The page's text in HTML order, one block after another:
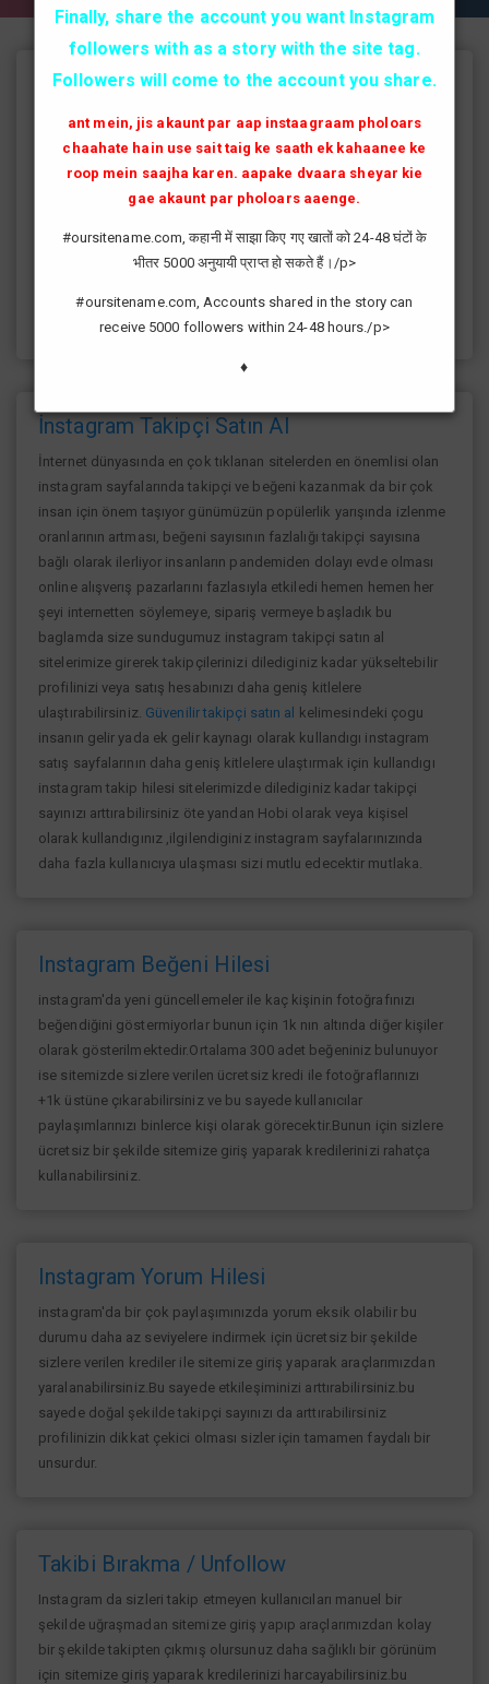
Instagram Takipçi Hilesi
instagram'da artık yüksek takipçi kasmak eskisi kadar zor değil
günümüzde bir çok kullanıcının yüksek takipçiye ulaşması ve
fenomen yolunda ilerlemesi daha da kolaylaşmıştır.instagram
fenomeni ne gibi fayda sağlar?öncelikle bir çok kişi meslek
sağlamaktadır.Sizlerde yüksek sayıda takipçiye ulaşmak
istiyorsanız sitemize giriş yaparak sizlere verilen ücretsiz
kredilerden her gün yararlanıp sayfanızı yüksek seviyelere
ulaştırabilirsiniz.
İnstagram Takipçi Satın Al
İnternet dünyasında en çok tıklanan sitelerden en önemlisi olan
instagram sayfalarında takipçi ve beğeni kazanmak da bir çok
insan için önem taşıyor günümüzün popülerlik yarışında izlenme
oranlarının artması, beğeni sayısının fazlalığı takipçi sayısına
bağlı olarak ilerliyor insanların pandemiden dolayı evde olması
online alışverış pazarlarını fazlasıyla etkiledi hemen hemen her
şeyi internetten söylemeye, sipariş vermeye başladık bu
baglamda size sundugumuz instagram takipçi satın al
sitelerimize girerek takipçilerinizi dilediginiz kadar yükseltebilir
profilinizi veya satış hesabınızı daha geniş kitlelere
ulaştırabilirsiniz. Güvenilir takipçi satın al
kelimesindeki çogu
insanın gelir yada ek gelir kaynagı olarak kullandıgı instagram
satış sayfalarının daha geniş kitlelere ulaştırmak için kullandıgı
instagram takip hilesi sitelerimizde dilediginiz kadar takipçi
sayınızı arttırabilirsiniz öte yandan Hobi olarak veya kişisel
olarak kullandıgınız ,ilgilendiginiz instagram sayfalarınızında
daha fazla kullanıcıya ulaşması sizi mutlu edecektir mutlaka.
Instagram Beğeni Hilesi
instagram'da yeni güncellemeler ile kaç kişinin fotoğrafınızı
beğendiğini göstermiyorlar bunun için 1k nın altında diğer kişiler
olarak gösterilmektedir.Ortalama 300 adet beğeniniz bulunuyor
ise sitemizde sizlere verilen ücretsiz kredi ile fotoğraflarınızı
+1k üstüne çıkarabilirsiniz ve bu sayede kullanıcılar
paylaşımlarınızı binlerce kişi olarak görecektir.Bunun için sizlere
ücretsiz bir şekilde sitemize giriş yaparak kredilerinizi rahatça
kullanabilirsiniz.
Instagram Yorum Hilesi
instagram'da bir çok paylaşımınızda yorum eksik olabilir bu
durumu daha az seviyelere indirmek için ücretsiz bir şekilde
sizlere verilen krediler ile sitemize giriş yaparak araçlarımızdan
yaralanabilirsiniz.Bu sayede etkileşiminizi arttırabilirsiniz.bu
sayede doğal şekilde takipçi sayınızı da arttırabilirsiniz
profilinizin dikkat çekici olması sizler için tamamen faydalı bir
unsurdur.
Takibi Bırakma / Unfollow
Instagram da sizleri takip etmeyen kullanıcıları manuel bir
şekilde uğraşmadan sitemize giriş yapıp araçlarımızdan kolay
bir şekilde takipten çıkmış olursunuz daha sağlıklı bir görünüm
için sitemize giriş yaparak kredilerinizi harcayabilirsiniz.bu
Finally, share the account you want Instagram
followers with as a story with the site tag.
Followers will come to the account you share.
ant mein, jis akaunt par aap instaagraam pholoars
chaahate hain use sait taig ke saath ek kahaanee ke
roop mein saajha karen. aapake dvaara sheyar kie
gae akaunt par pholoars aaenge.
#oursitename.com, कहानी में साझा किए गए खातों को 24-48 घंटों के
भीतर 5000 अनुयायी प्राप्त हो सकते हैं।/p>
#oursitename.com, Accounts shared in the story can
receive 5000 followers within 24-48 hours./p>
♦